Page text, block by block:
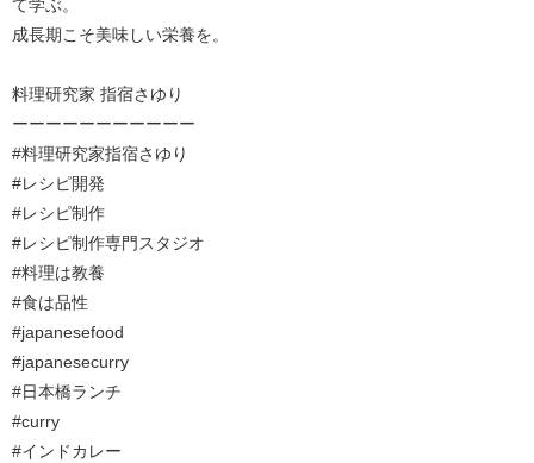
て学ぶ。
成長期こそ美味しい栄養を。
料理研究家 指宿さゆり
ーーーーーーーーーーー
#料理研究家指宿さゆり
#レシピ開発
#レシピ制作
#レシピ制作専門スタジオ
#料理は教養
#食は品性
#japanesefood
#japanesecurry
#日本橋ランチ
#curry
#インドカレー